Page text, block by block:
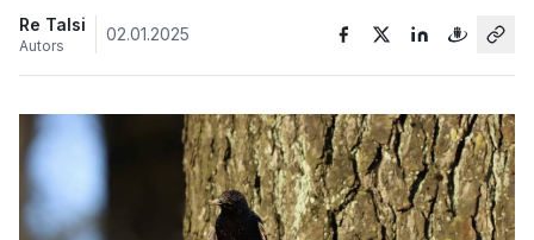
Sports
Kultūra
Re Talsi
Autors
02.01.2025